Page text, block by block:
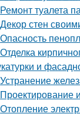
Ремонт туалета
Декор стен
Опасность
Отделка
и
Устранение
Проектирование
Отопление